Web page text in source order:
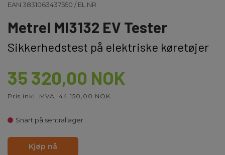
EAN 3831063437550 /EL.NR
Metrel MI3132 EV Tester
Sikkerhedstest på elektriske køretøjer
35 320,00 NOK
Pris inkl. MVA. 44 150,00 NOK
Snart på sentrallager
Kjøp nå